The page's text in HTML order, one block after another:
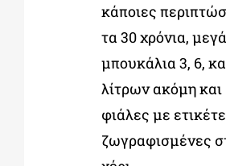
κάποιες
τα 30 χρόνια,
μπουκάλια 3, 6,
λίτρων ακόμη και
φιάλες με
ζωγραφισμένες